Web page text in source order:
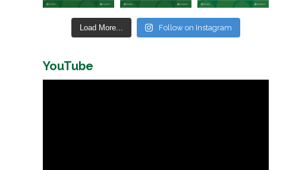
Load More... Follow on Instagram
YouTube